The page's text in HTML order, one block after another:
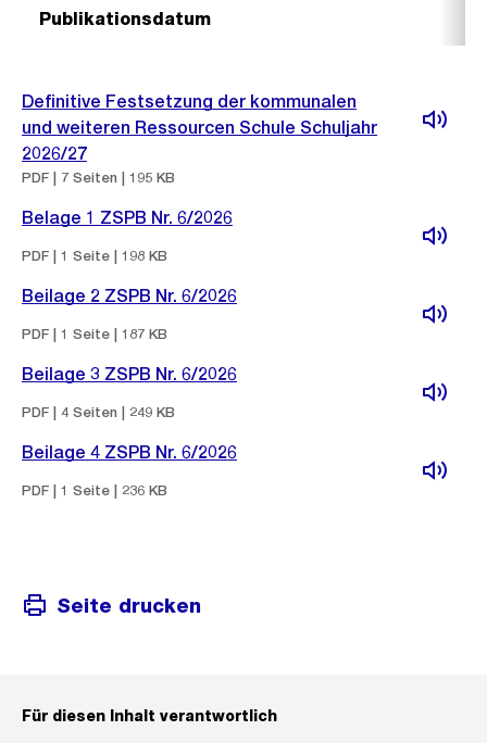
Publikationsdatum
Definitive Festsetzung der kommunalen
und weiteren Ressourcen Schule Schuljahr
2026/27
PDF | 7 Seiten | 195 KB
Belage 1 ZSPB Nr. 6/2026
PDF | 1 Seite | 198 KB
Beilage 2 ZSPB Nr. 6/2026
PDF | 1 Seite | 187 KB
Beilage 3 ZSPB Nr. 6/2026
PDF | 4 Seiten | 249 KB
Beilage 4 ZSPB Nr. 6/2026
PDF | 1 Seite | 236 KB
Seite drucken
Für diesen Inhalt verantwortlich